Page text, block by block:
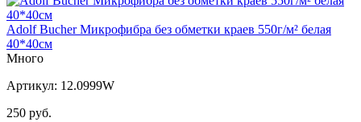
Adolf Bucher Микрофибра без обметки краев 550г/м² белая
40*40см
Много
Артикул: 12.0999W
250 руб.